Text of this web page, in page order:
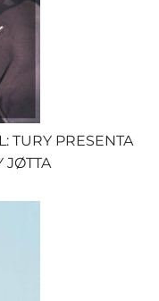
TURY PRESENTA
JØTTA